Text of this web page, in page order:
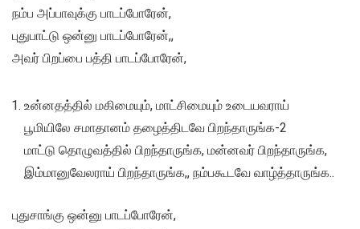
நம்ப அப்பாவுக்கு பாடப்போரேன்,
புதுபாட்டு ஒன்னு பாடப்போரேன்,,
அவர் பிறப்பை பத்தி பாடப்போரேன்,
உன்னதத்தில் மகிமையும், மாட்சிமையும் உடையவராய்
பூமியிலே சமாதானம் தழைத்திடவே பிறந்தாருங்க-2
மாட்டு தொழுவத்தில் பிறந்தாருங்க, மன்னவர் பிறந்தாருங்க,
இம்மானுவேலராய் பிறந்தாருங்க,, நம்பகூடவே வாழ்த்தாருங்க..
புதுசாங்கு ஒன்னு பாடப்போரேன்,